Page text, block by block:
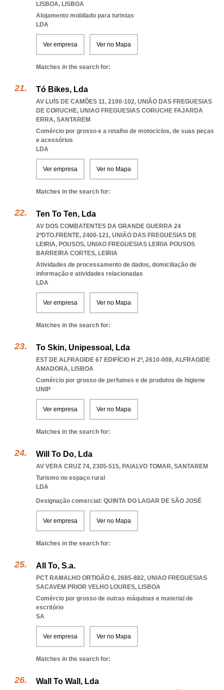
LISBOA, LISBOA
Alojamento mobilado para turistas
LDA
Ver empresa Ver no Mapa
Matches in the search for:
Tó Bikes, Lda
AV LUÍS DE CAMÕES 11, 2100-102, UNIÃO DAS FREGUESIAS
DE CORUCHE, UNIAO FREGUESIAS CORUCHE FAJARDA
ERRA, SANTAREM
Comércio por grosso e a retalho de motociclos, de suas peças
e acessórios
LDA
Ver empresa Ver no Mapa
Matches in the search for:
Ten To Ten, Lda
AV DOS COMBATENTES DA GRANDE GUERRA 24
2ºDTO.FRENTE, 2400-121, UNIÃO DAS FREGUESIAS DE
LEIRIA, POUSOS, UNIAO FREGUESIAS LEIRIA POUSOS
BARREIRA CORTES, LEIRIA
Atividades de processamento de dados, domiciliação de
informação e atividades relacionadas
LDA
Ver empresa Ver no Mapa
Matches in the search for:
To Skin, Unipessoal, Lda
EST DE ALFRAGIDE 67 EDIFÍCIO H 2º, 2610-008, ALFRAGIDE
AMADORA, LISBOA
Comércio por grosso de perfumes e de produtos de higiene
UNIP
Ver empresa Ver no Mapa
Matches in the search for:
Will To Do, Lda
AV VERA CRUZ 74, 2305-515, PAIALVO TOMAR, SANTAREM
Turismo no espaço rural
LDA
Designação comercial: QUINTA DO LAGAR DE SÃO JOSÉ
Ver empresa Ver no Mapa
Matches in the search for:
All To, S.a.
PCT RAMALHO ORTIGÃO 6, 2685-882, UNIAO FREGUESIAS
SACAVEM PRIOR VELHO LOURES, LISBOA
Comércio por grosso de outras máquinas e material de
escritório
SA
Ver empresa Ver no Mapa
Matches in the search for:
Wall To Wall, Lda